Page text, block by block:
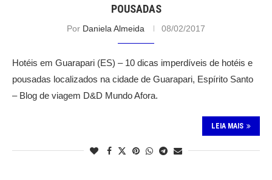
POUSADAS
Por Daniela Almeida 08/02/2017
Hotéis em Guarapari (ES) – 10 dicas imperdíveis de hotéis e
pousadas localizados na cidade de Guarapari, Espírito Santo
– Blog de viagem D&D Mundo Afora.
LEIA MAIS